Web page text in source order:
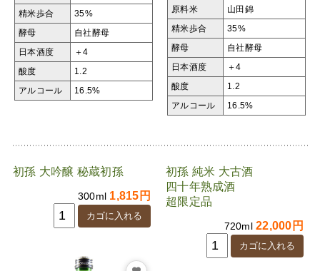
精米歩合 35%
酵母 自社酵母
日本酒度 ＋4
酸度 1.2
アルコール 16.5%
原料米 山田錦
精米歩合 35%
酵母 自社酵母
日本酒度 ＋4
酸度 1.2
アルコール 16.5%
初孫 大吟醸 秘蔵初孫
300ml 1,815円
初孫 純米 大古酒
四十年熟成酒
超限定品
720ml22,000円